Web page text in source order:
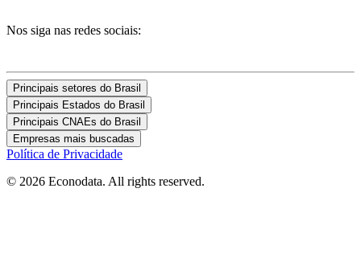
Nos siga nas redes sociais:
Principais setores do Brasil
Principais Estados do Brasil
Principais CNAEs do Brasil
Empresas mais buscadas
Política de Privacidade
© 2026 Econodata. All rights reserved.